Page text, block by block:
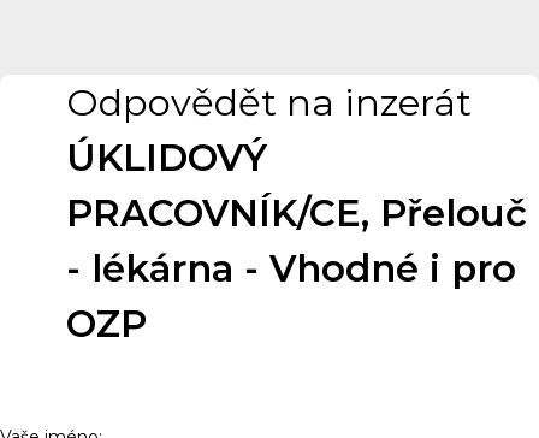
Odpovědět na inzerát
ÚKLIDOVÝ
PRACOVNÍK/CE, Přelouč
- lékárna - Vhodné i pro
OZP